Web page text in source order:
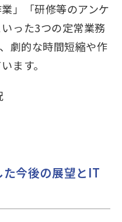
」「研修等のアンケ
った3つの定常業務
劇的な時間短縮や作
ます。
今後の展望とIT